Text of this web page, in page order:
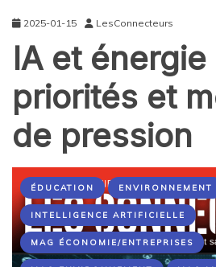
2025-01-15 LesConnecteurs
IA et
priorités et
de pression
ÉDUCATION ENVIRONNEMENT
INTELLIGENCE ARTIFICIELLE
MAG ÉCONOMIE/ENTREPRISES